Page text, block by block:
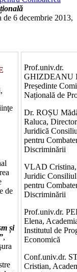
de 6 decembrie 2013,
de
și
,
Prof.univ.dr.
GHIZDEANU
Președinte
Națională de
Dr. ROȘU
Raluca,
Juridică
pentru
Discriminării
VLAD
Juridic
pentru
Discriminării
Prof.univ.dr.
Elena,
Institutul de
Economică
Conf.univ.dr.
Cristian,